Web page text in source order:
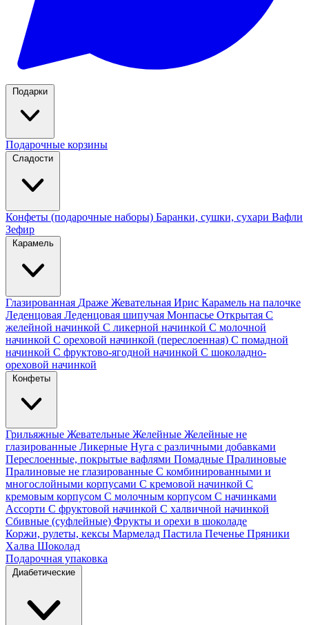
Подарки
Подарочные корзины
Сладости
Конфеты (подарочные наборы) Баранки, сушки, сухари Вафли
Зефир
Карамель
Глазированная Драже Жевательная Ирис Карамель на палочке
Леденцовая Леденцовая шипучая Монпасье Открытая С
желейной начинкой С ликерной начинкой С молочной
начинкой С ореховой начинкой (переслоенная) С помадной
начинкой С фруктово-ягодной начинкой С шоколадно-
ореховой начинкой
Конфеты
Грильяжные Жевательные Желейные Желейные не
глазированные Ликерные Нуга с различными добавками
Переслоенные, покрытые вафлями Помадные Пралиновые
Пралиновые не глазированные С комбинированными и
многослойными корпусами С кремовой начинкой С
кремовым корпусом С молочным корпусом С начинками
Ассорти С фруктовой начинкой С халвичной начинкой
Сбивные (суфлейные) Фрукты и орехи в шоколаде
Коржи, рулеты, кексы Мармелад Пастила Печенье Пряники
Халва Шоколад
Подарочная упаковка
Диабетические